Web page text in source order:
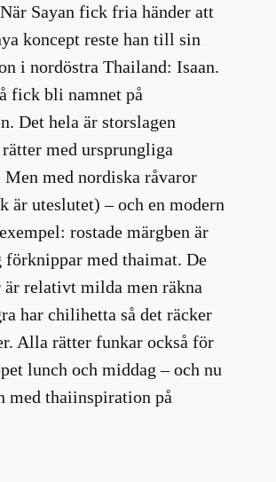
Sayan fick fria händer att
koncept reste han till sin
i nordöstra Thailand: Isaan.
fick bli namnet på
Det hela är storslagen
med ursprungliga
Men med nordiska råvaror
är uteslutet) – och en modern
rostade märgben är
förknippar med thaimat. De
är relativt milda men räkna
har chilihetta så det räcker
Alla rätter funkar också för
lunch och middag – och nu
med thaiinspiration på